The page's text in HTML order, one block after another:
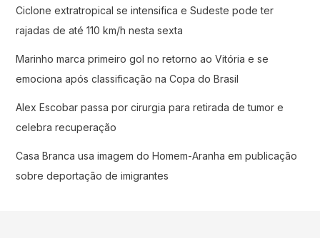
Ciclone extratropical se intensifica e Sudeste pode ter
rajadas de até 110 km/h nesta sexta
Marinho marca primeiro gol no retorno ao Vitória e se
emociona após classificação na Copa do Brasil
Alex Escobar passa por cirurgia para retirada de tumor e
celebra recuperação
Casa Branca usa imagem do Homem-Aranha em publicação
sobre deportação de imigrantes